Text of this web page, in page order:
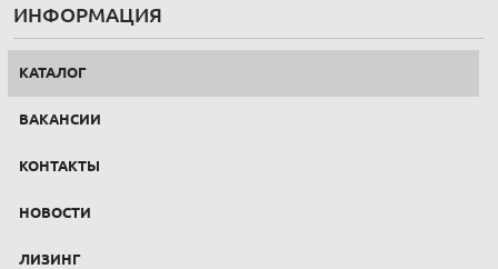
ИНФОРМАЦИЯ
КАТАЛОГ
ВАКАНСИИ
КОНТАКТЫ
НОВОСТИ
ЛИЗИНГ